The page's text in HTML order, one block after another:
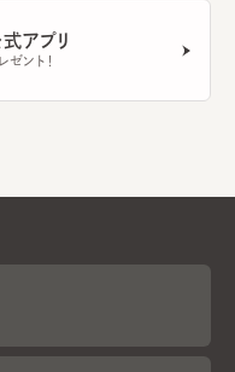
アプリ
ント！